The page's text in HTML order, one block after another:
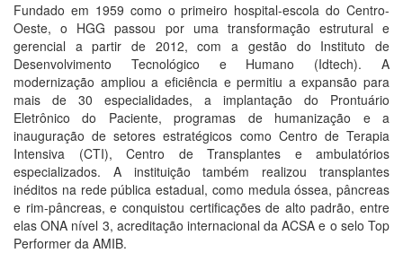
Fundado em 1959 como o primeiro hospital-escola do Centro-
Oeste, o HGG passou por uma transformação estrutural e
gerencial a partir de 2012, com a gestão do Instituto de
Desenvolvimento Tecnológico e Humano (Idtech). A
modernização ampliou a eficiência e permitiu a expansão para
mais de 30 especialidades, a implantação do Prontuário
Eletrônico do Paciente, programas de humanização e a
inauguração de setores estratégicos como Centro de Terapia
Intensiva (CTI), Centro de Transplantes e ambulatórios
especializados. A instituição também realizou transplantes
inéditos na rede pública estadual, como medula óssea, pâncreas
e rim-pâncreas, e conquistou certificações de alto padrão, entre
elas ONA nível 3, acreditação internacional da ACSA e o selo Top
Performer da AMIB.